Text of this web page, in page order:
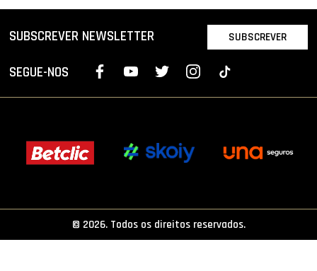
LIGA BETCLIC FEMININA
SUBSCREVER NEWSLETTER SUBSCREVER
SEGUE-NOS
© 2026. Todos os direitos reservados.